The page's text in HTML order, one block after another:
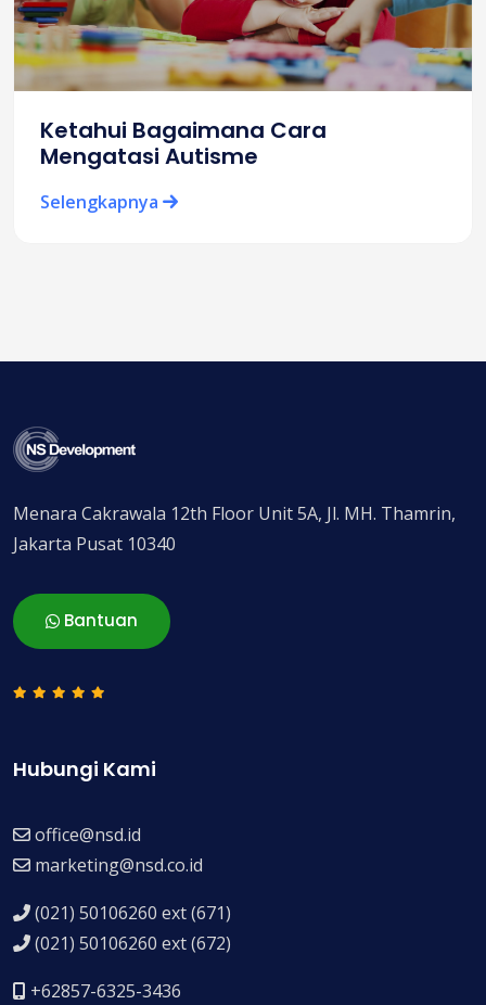
Ketahui Bagaimana Cara
Mengatasi Autisme
Selengkapnya
Menara Cakrawala 12th Floor Unit 5A, Jl. MH. Thamrin,
Jakarta Pusat 10340
Bantuan
Hubungi Kami
office@nsd.id
marketing@nsd.co.id
(021) 50106260 ext (671)
(021) 50106260 ext (672)
+62857-6325-3436